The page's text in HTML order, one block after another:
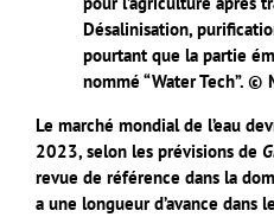
Désalinisation,
pourtant que la partie
nommé “Water Tech”. ©
Le marché mondial de l’eau
2023, selon les prévisions de
revue de référence dans la
a une longueur d’avance dans